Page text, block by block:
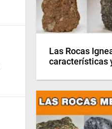
Las Rocas
características